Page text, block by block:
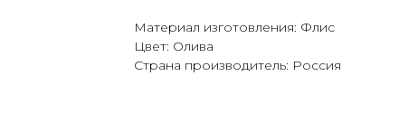
Материал изготовления: Флис
Цвет: Олива
Страна производитель: Россия